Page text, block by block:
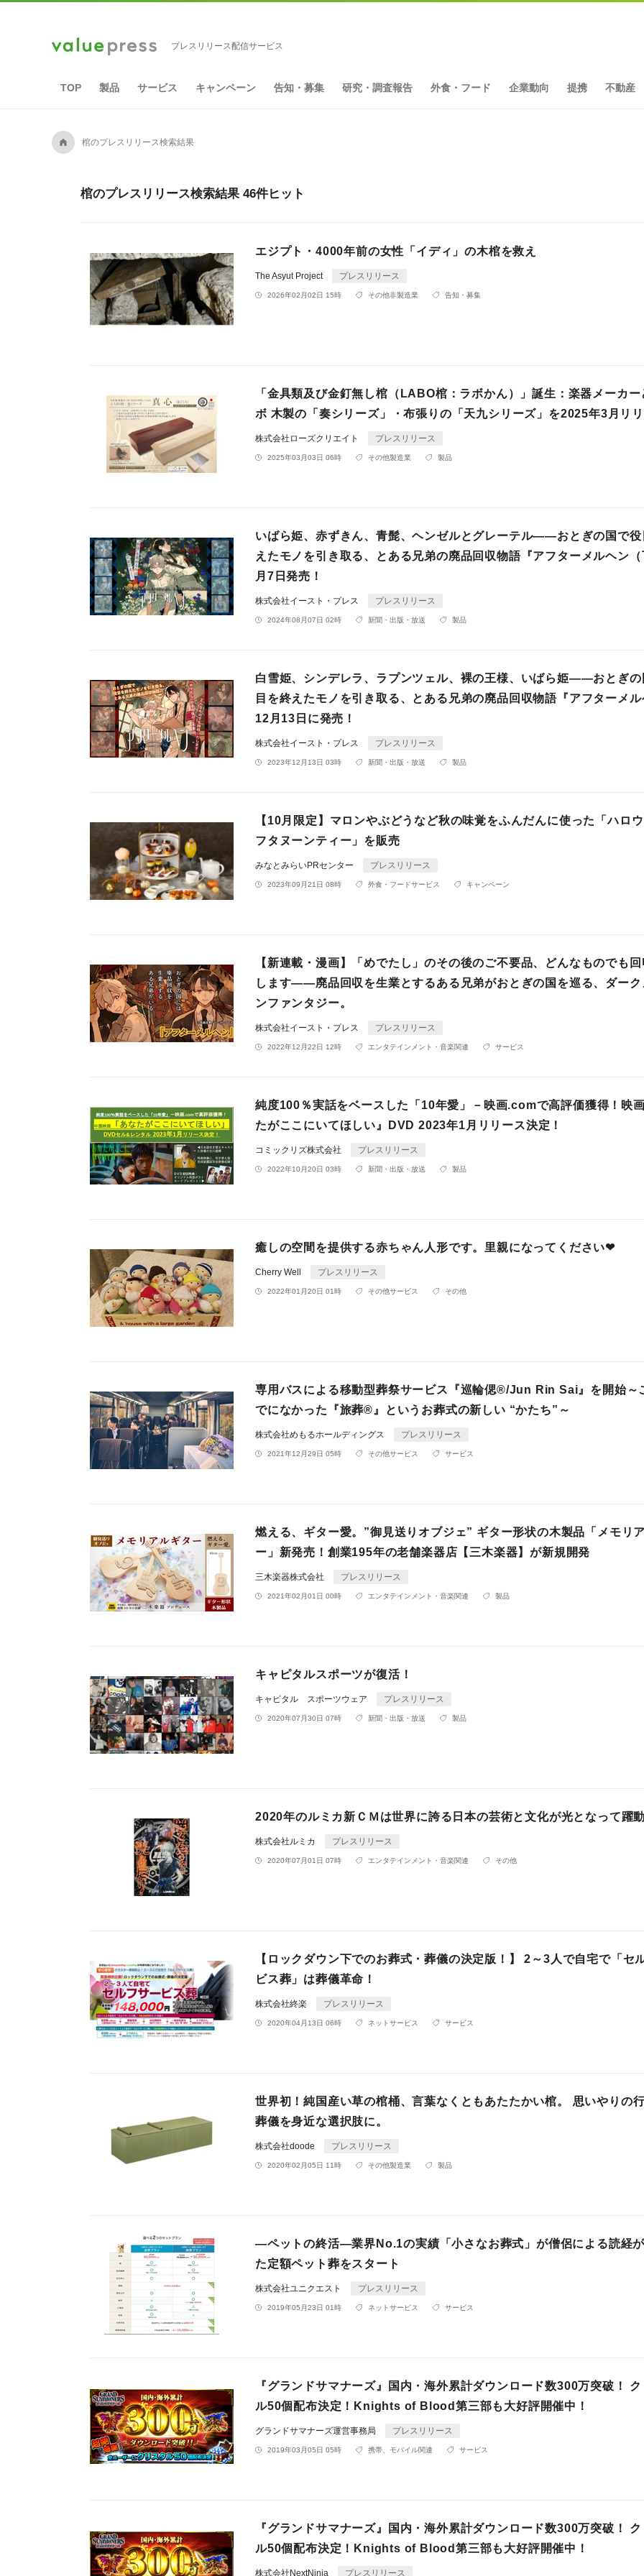
プレスリリース配信サービス
TOP 製品 サービス キャンペーン 告知・募集 研究・調査報告 外食・フード 企業動向 提携 不動産
A 棺のプレスリリース検索結果
棺のプレスリリース検索結果 46件ヒット
エジプト・4000年前の女性「イディ」の木棺を救え
The Asyut Project プレスリリース
2026年02月02日 15時 その他非製造業 告知・募集
「金具類及び金釘無し棺（LABO棺：ラボかん）」誕生：楽器メーカー
ボ 木製の「奏シリーズ」・布張りの「天九シリーズ」を2025年3月リ
株式会社ローズクリエイト プレスリリース
2025年03月03日 06時 その他製造業 製品
いばら姫、赤ずきん、青髭、ヘンゼルとグレーテル――おとぎの国で役
えたモノを引き取る、とある兄弟の廃品回収物語『アフターメルヘン
月7日発売！
株式会社イースト・プレス プレスリリース
2024年08月07日 02時 新聞・出版・放送 製品
白雪姫、シンデレラ、ラプンツェル、裸の王様、いばら姫――おとぎの
目を終えたモノを引き取る、とある兄弟の廃品回収物語『アフターメ
12月13日に発売！
株式会社イースト・プレス プレスリリース
2023年12月13日 03時 新聞・出版・放送 製品
【10月限定】マロンやぶどうなど秋の味覚をふんだんに使った「ハロ
フタヌーンティー」を販売
みなとみらいPRセンター プレスリリース
2023年09月21日 08時 外食・フードサービス キャンペーン
【新連載・漫画】「めでたし」のその後のご不要品、どんなものでも
します――廃品回収を生業とするある兄弟がおとぎの国を巡る、ダーク
ンファンタジー。
株式会社イースト・プレス プレスリリース
2022年12月22日 12時 エンタテインメント・音楽関連 サービス
純度100％実話をベースした「10年愛」－映画.comで高評価獲得！映
たがここにいてほしい』DVD 2023年1月リリース決定！
コミックリズ株式会社 プレスリリース
2022年10月20日 03時 新聞・出版・放送 製品
癒しの空間を提供する赤ちゃん人形です。里親になってください❤
Cherry Well プレスリリース
2022年01月20日 01時 その他サービス その他
専用バスによる移動型葬祭サービス『巡輪偲®/Jun Rin Sai』を開始～
でになかった『旅葬®』というお葬式の新しい “かたち”～
株式会社めもるホールディングス プレスリリース
2021年12月29日 05時 その他サービス サービス
燃える、ギター愛。”御見送りオブジェ” ギター形状の木製品「メモリ
ー」新発売！創業195年の老舗楽器店【三木楽器】が新規開発
三木楽器株式会社 プレスリリース
2021年02月01日 00時 エンタテインメント・音楽関連 製品
キャピタルスポーツが復活！
キャピタル スポーツウェア プレスリリース
2020年07月30日 07時 新聞・出版・放送 製品
2020年のルミカ新ＣＭは世界に誇る日本の芸術と文化が光となって躍
株式会社ルミカ プレスリリース
2020年07月01日 07時 エンタテインメント・音楽関連 その他
【ロックダウン下でのお葬式・葬儀の決定版！】 2～3人で自宅で「セ
ビス葬」は葬儀革命！
株式会社終楽 プレスリリース
2020年04月13日 06時 ネットサービス サービス
世界初！純国産い草の棺桶、言葉なくともあたたかい棺。 思いやりの
葬儀を身近な選択肢に。
株式会社doode プレスリリース
2020年02月05日 11時 その他製造業 製品
―ペットの終活―業界No.1の実績「小さなお葬式」が僧侶による読経
た定額ペット葬をスタート
株式会社ユニクエスト プレスリリース
2019年05月23日 01時 ネットサービス サービス
『グランドサマナーズ』国内・海外累計ダウンロード数300万突破！
ル50個配布決定！Knights of Blood第三部も大好評開催中！
グランドサマナーズ運営事務局 プレスリリース
2019年03月05日 05時 携帯、モバイル関連 サービス
『グランドサマナーズ』国内・海外累計ダウンロード数300万突破！
ル50個配布決定！Knights of Blood第三部も大好評開催中！
株式会社NextNinja プレスリリース